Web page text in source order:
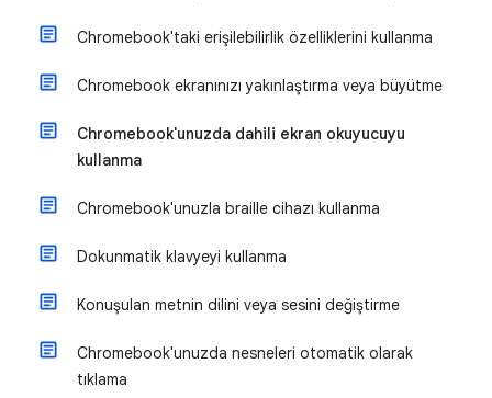
Chromebook'taki erişilebilirlik özelliklerini kullanma
Chromebook ekranınızı yakınlaştırma veya büyütme
Chromebook'unuzda dahili ekran okuyucuyu
kullanma
Chromebook'unuzla braille cihazı kullanma
Dokunmatik klavyeyi kullanma
Konuşulan metnin dilini veya sesini değiştirme
Chromebook'unuzda nesneleri otomatik olarak
tıklama